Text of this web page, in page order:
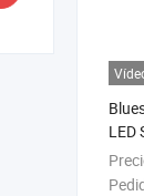
LED